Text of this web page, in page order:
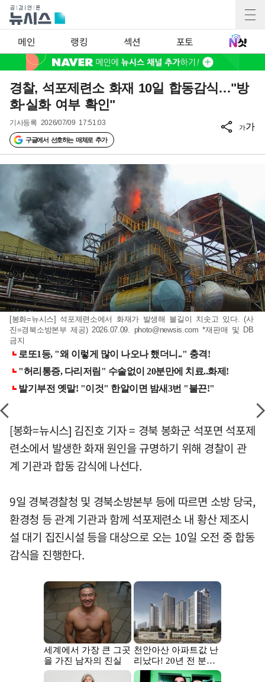
메인 랭킹 섹션 포토
경찰, 석포제련소 화재 10일 합동감식…"방
화·실화 여부 확인"
기사등록 2026/07/09 17:51:03
구글에서 선호하는 매체로 추가
가가
[봉화=뉴시스] 석포제련소에서 화재가 발생해 불길이 치솟고 있다. (사
진=경북소방본부 제공) 2026.07.09. photo@newsis.com *재판매 및 DB
금지
[봉화=뉴시스] 김진호 기자 = 경북 봉화군 석포면 석포제
련소에서 발생한 화재 원인을 규명하기 위해 경찰이 관
계 기관과 합동 감식에 나선다.
9일 경북경찰청 및 경북소방본부 등에 따르면 소방 당국,
환경청 등 관계 기관과 함께 석포제련소 내 황산 제조시
설 대기 집진시설 등을 대상으로 오는 10일 오전 중 합동
감식을 진행한다.